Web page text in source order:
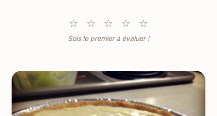
☆ ☆ ☆ ☆ ☆
Sois le premier à évaluer !